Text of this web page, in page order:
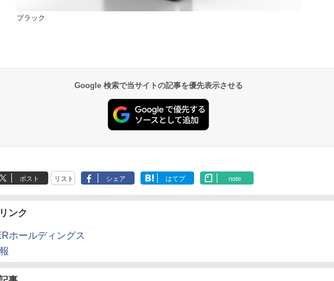
ブラック
Google 検索で当サイトの記事を優先表示させる
ポスト リスト シェア はてブ note
ンク
ホールディングス